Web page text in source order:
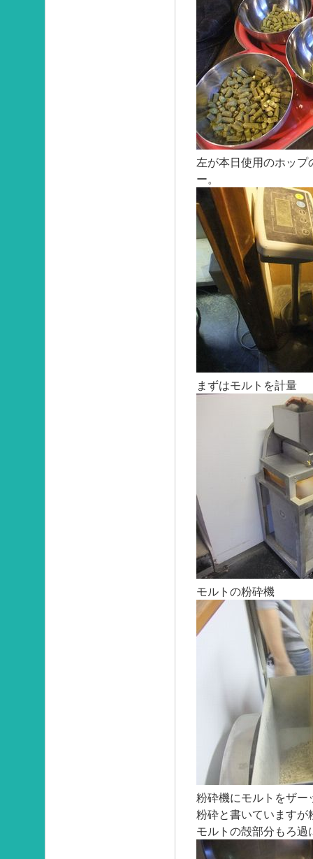
左が本日使用のホッ
ー。
まずはモルトを計量
モルトの粉砕機
粉砕機にモルトをザー
粉砕と書いていますが
モルトの殻部分もろ